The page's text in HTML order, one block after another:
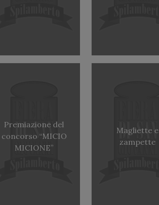
Premiazione del
concorso “MICIO
MICIONE”
Magliette e
zampette